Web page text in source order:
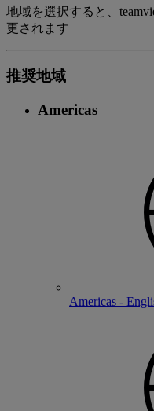
地域を選択すると、
更されます
推奨地域
Americas
Americas -